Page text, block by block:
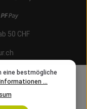
50 CHF
eine bestmögliche
...